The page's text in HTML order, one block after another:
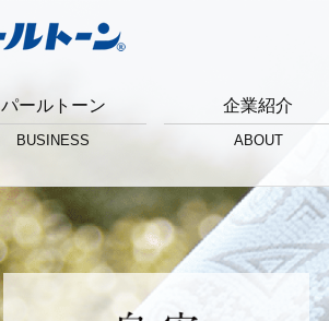
パールトーン
BUSINESS
企業紹介
ABOUT